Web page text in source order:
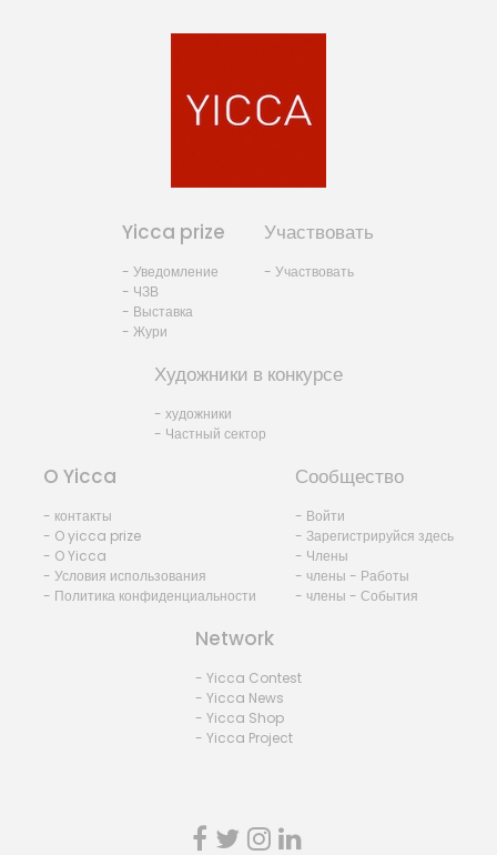
Yicca prize
- Уведомление
- ЧЗВ
- Выставка
- Жури
Участвовать
- Участвовать
Художники в конкурсе
- художники
- Частный сектор
O Yicca
- контакты
- O yicca prize
- O Yicca
- Условия использования
- Политика конфиденциальности
Сообщество
- Войти
- Зарегистрируйся здесь
- Члены
- члены - Работы
- члены - События
Network
- Yicca Contest
- Yicca News
- Yicca Shop
- Yicca Project